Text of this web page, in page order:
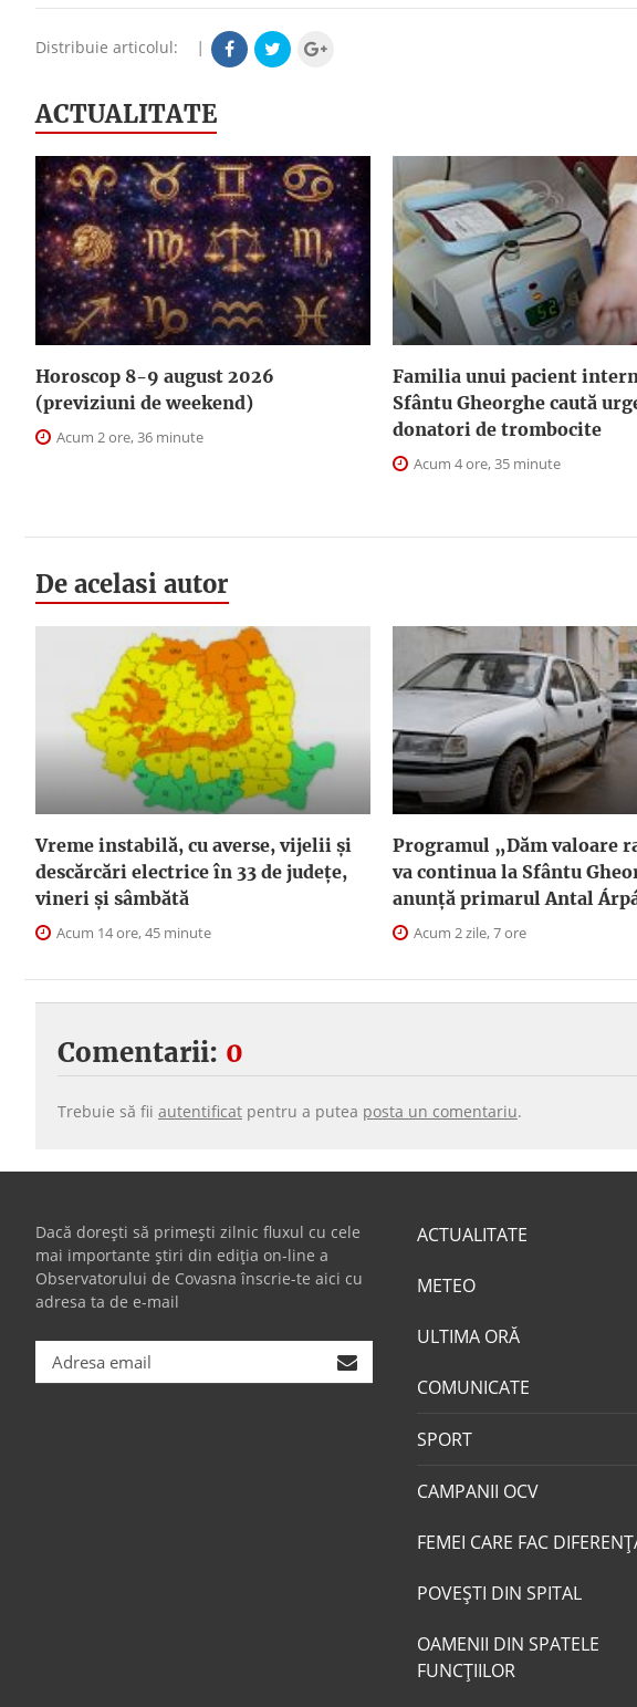
Distribuie articolul: |
ACTUALITATE
Horoscop 8-9 august 2026
(previziuni de weekend)
Acum 2 ore, 36 minute
Familia unui pacient
Sfântu Gheorghe caută
donatori de trombocite
Acum 4 ore, 35 minute
De acelasi autor
Vreme instabilă, cu averse, vijelii și
descărcări electrice în 33 de județe,
vineri și sâmbătă
Acum 14 ore, 45 minute
Programul „Dăm valoare
va continua la Sfântu
anunţă primarul Antal
Acum 2 zile, 7 ore
Comentarii: 0
Trebuie să fii autentificat pentru a putea posta un comentariu.
Dacă dorești să primești zilnic fluxul cu cele
mai importante știri din ediția on-line a
Observatorului de Covasna înscrie-te aici cu
adresa ta de e-mail
ACTUALITATE
METEO
ULTIMA ORĂ
COMUNICATE
SPORT
CAMPANII OCV
FEMEI CARE FAC
POVEŞTI DIN SPITAL
OAMENII DIN SPATELE
FUNCŢIILOR